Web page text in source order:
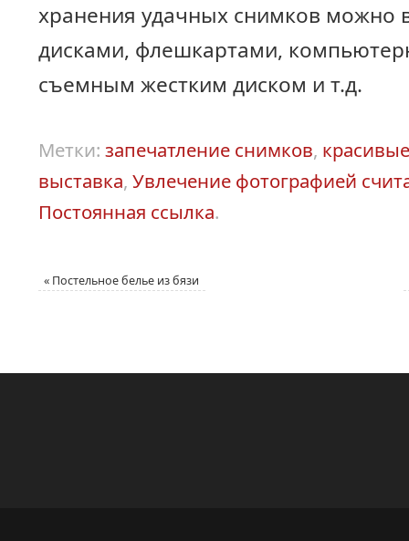
хранения удачных снимков можно
дисками, флешкартами,
съемным жестким диском и т.д.
Метки: запечатление снимков,
выставка, Увлечение фотографией
Постоянная ссылка.
« Постельное белье из бязи